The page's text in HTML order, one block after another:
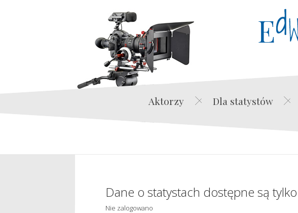
Aktorzy Dla statystów
Dane o statystach dostępne są
Nie zalogowano